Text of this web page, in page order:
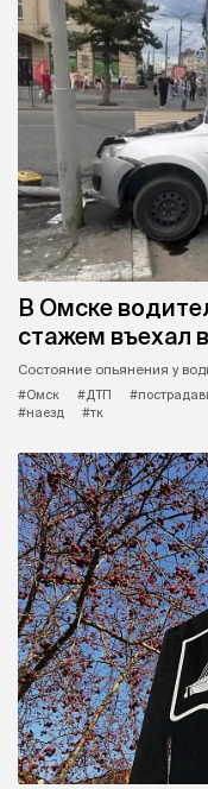
В Омске
стажем въехал
Состояние опьянения у
#Омск
#ДТП
#наезд
#тк